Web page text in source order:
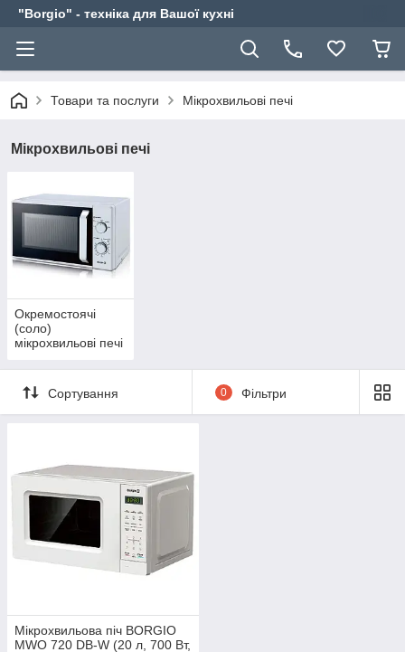
"Borgio" - техніка для Вашої кухні
Товари та послуги Мікрохвильові печі
Мікрохвильові печі
Окремостоячі
(соло)
мікрохвильові печі
Сортування 0 Фільтри
Мікрохвильова піч BORGIO
MWO 720 DB-W (20 л, 700 Вт,